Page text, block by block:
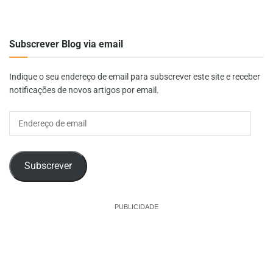
Subscrever Blog via email
Indique o seu endereço de email para subscrever este site e receber
notificações de novos artigos por email.
Subscrever
PUBLICIDADE